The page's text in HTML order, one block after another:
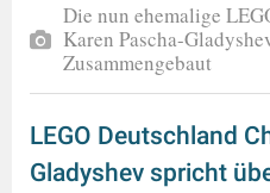
Die nun ehemalige
Karen Pascha-
Zusammengebaut
LEGO Deutschland
Gladyshev spricht